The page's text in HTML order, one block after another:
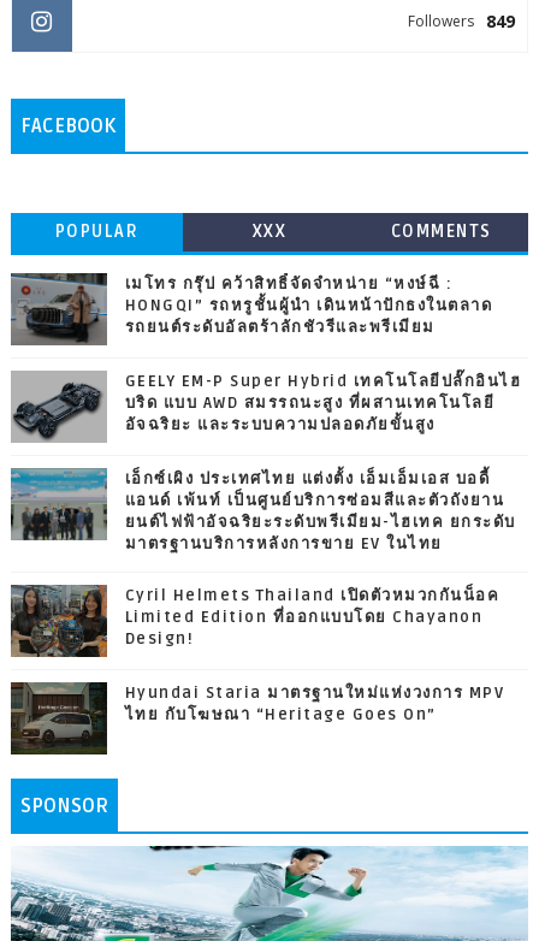
849
Followers
FACEBOOK
POPULAR XXX COMMENTS
เมโทร กรุ๊ป คว้าสิทธิ์จัดจำหน่าย “หงษ์ฉี :
HONGQI” รถหรูชั้นผู้นำ เดินหน้าปักธงในตลาด
รถยนต์ระดับอัลตร้าลักชัวรีและพรีเมียม
GEELY EM-P Super Hybrid เทคโนโลยีปลั๊กอินไฮ
บริด แบบ AWD สมรรถนะสูง ที่ผสานเทคโนโลยี
อัจฉริยะ และระบบความปลอดภัยขั้นสูง
เอ็กซ์เผิง ประเทศไทย แต่งตั้ง เอ็มเอ็มเอส บอดี้
แอนด์ เพ้นท์ เป็นศูนย์บริการซ่อมสีและตัวถังยาน
ยนต์ไฟฟ้าอัจฉริยะระดับพรีเมียม-ไฮเทค ยกระดับ
มาตรฐานบริการหลังการขาย EV ในไทย
Cyril Helmets Thailand เปิดตัวหมวกกันน็อค
Limited Edition ที่ออกแบบโดย Chayanon
Design!
Hyundai Staria มาตรฐานใหม่แห่งวงการ MPV
ไทย กับโฆษณา “Heritage Goes On”
SPONSOR